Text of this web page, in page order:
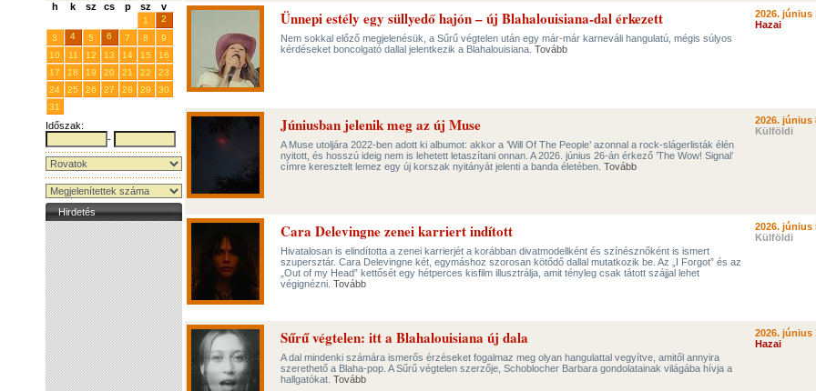
h k sz cs p sz v
1
2
3
4 5 6 7 8
9
10
11 12 13 14 15
16
17
18 19 20 21 22
23
24
25 26 27 28 29
30
31
Időszak:
-
Hirdetés
Ünnepi estély egy süllyedő hajón – új Blahalouisiana-dal érkezett
Nem sokkal előző megjelenésük, a Sűrű végtelen után egy már-már karneváli hangulatú, mégis súlyos
kérdéseket boncolgató dallal jelentkezik a Blahalouisiana. Tovább
2026. június
Hazai
Júniusban jelenik meg az új Muse
A Muse utoljára 2022-ben adott ki albumot: akkor a ’Will Of The People’ azonnal a rock-slágerlisták élén
nyitott, és hosszú ideig nem is lehetett letaszítani onnan. A 2026. június 26-án érkező ’The Wow! Signal’
címre keresztelt lemez egy új korszak nyitányát jelenti a banda életében. Tovább
2026. június
Külföldi
Cara Delevingne zenei karriert indított
Hivatalosan is elindította a zenei karrierjét a korábban divatmodellként és színésznőként is ismert
szupersztár. Cara Delevingne két, egymáshoz szorosan kötődő dallal mutatkozik be. Az „I Forgot” és az
„Out of my Head” kettősét egy hétperces kisfilm illusztrálja, amit tényleg csak tátott szájjal lehet
végignézni. Tovább
2026. június
Külföldi
Sűrű végtelen: itt a Blahalouisiana új dala
A dal mindenki számára ismerős érzéseket fogalmaz meg olyan hangulattal vegyítve, amitől annyira
szerethető a Blaha-pop. A Sűrű végtelen szerzője, Schoblocher Barbara gondolatainak világába hívja a
hallgatókat. Tovább
2026. június
Hazai